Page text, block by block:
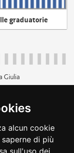
alcun cookie
di più
sull'uso dei
graduatorie
Giulia
dichiarazione di